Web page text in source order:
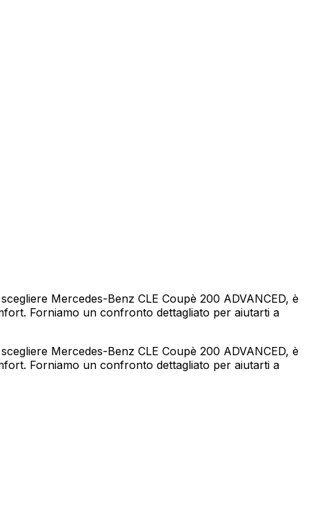
Mercedes-Benz CLE Coupè 200 ADVANCED, è
Forniamo un confronto dettagliato per aiutarti a
Mercedes-Benz CLE Coupè 200 ADVANCED, è
Forniamo un confronto dettagliato per aiutarti a